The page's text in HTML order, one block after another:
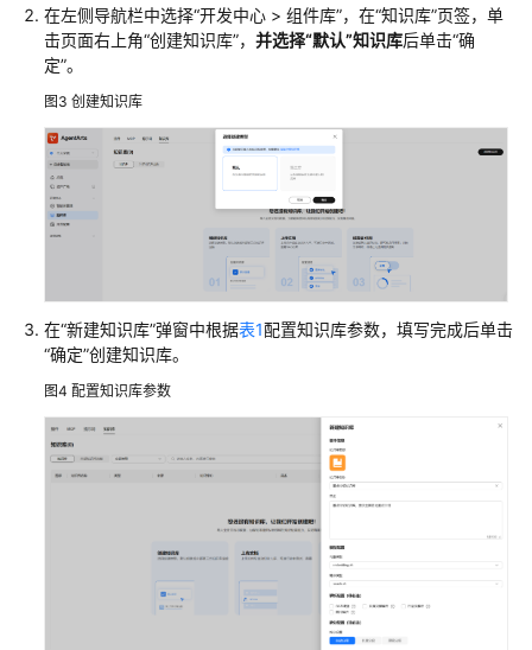
载
参
考
产
语
责
任
担
在左侧导航栏中选择“开发中心 > 组件库”，在“知识库”页签，单
击页面右上角“创建知识库”， 并选择“默认”知识库后单击“确
定”。
图3 创建知识库
在“新建知识库”弹窗中根据表1配置知识库参数，填写完成后单击
“确定”创建知识库。
图4 配置知识库参数